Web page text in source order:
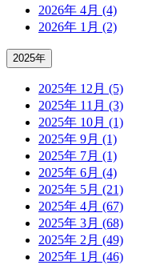
2026年 4月 (4)
2026年 1月 (2)
2025年
2025年 12月 (5)
2025年 11月 (3)
2025年 10月 (1)
2025年 9月 (1)
2025年 7月 (1)
2025年 6月 (4)
2025年 5月 (21)
2025年 4月 (67)
2025年 3月 (68)
2025年 2月 (49)
2025年 1月 (46)